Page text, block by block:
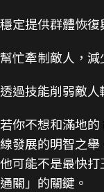
穩定提供群體恢復
幫忙牽制敵人，
透過技能削弱敵
若你不想和滿地
線發展的明智之舉
他可能不是最快
通關」的關鍵。